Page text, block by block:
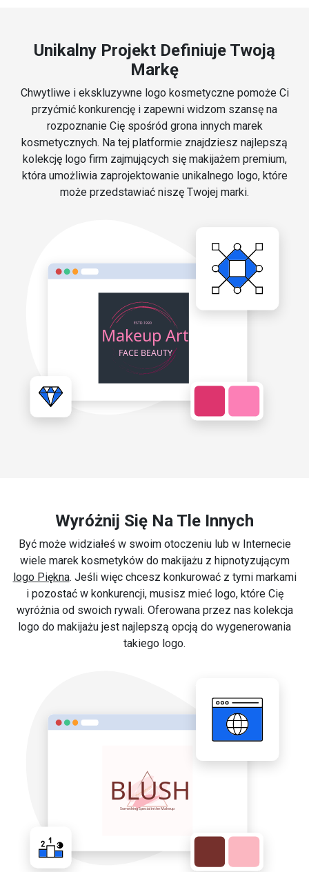
Unikalny Projekt Definiuje Twoją
Markę
Chwytliwe i ekskluzywne logo kosmetyczne pomoże Ci
przyćmić konkurencję i zapewni widzom szansę na
rozpoznanie Cię spośród grona innych marek
kosmetycznych. Na tej platformie znajdziesz najlepszą
kolekcję logo firm zajmujących się makijażem premium,
która umożliwia zaprojektowanie unikalnego logo, które
może przedstawiać niszę Twojej marki.
Wyróżnij Się Na Tle Innych
Być może widziałeś w swoim otoczeniu lub w Internecie
wiele marek kosmetyków do makijażu z hipnotyzującym
logo Piękna. Jeśli więc chcesz konkurować z tymi markami
i pozostać w konkurencji, musisz mieć logo, które Cię
wyróżnia od swoich rywali. Oferowana przez nas kolekcja
logo do makijażu jest najlepszą opcją do wygenerowania
takiego logo.